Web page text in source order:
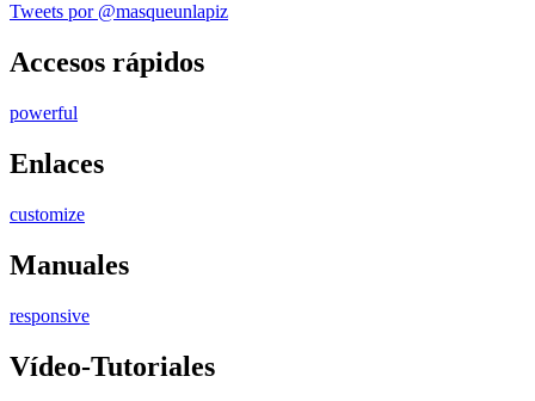
Tweets por @masqueunlapiz
Accesos rápidos
powerful
Enlaces
customize
Manuales
responsive
Vídeo-Tutoriales